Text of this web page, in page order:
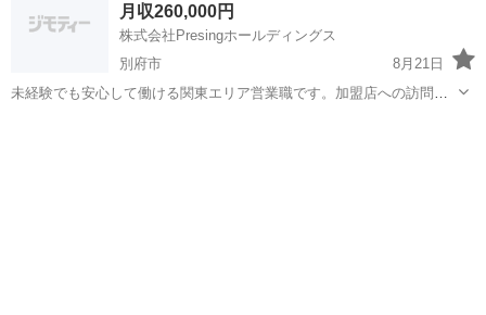
・新規加盟店開拓 ・既存店舗...
月収260,000円
株式会社Presingホールディングス
別府市
8月21日
未経験でも安心して働ける関東エリア営業職です。加盟店への訪問や